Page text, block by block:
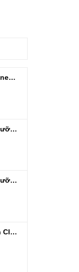
Nước xả Hygiene hương nước hoa hàng chuẩn Thái can 3L3
Nước giặt xả dưỡng vải Clean & Clean Hương Ban Mai 3.2kg
Nước giặt xả dưỡng vải Clean & Clean hương Violet 3.2kg
Nước rửa chén Clean&Clean Hương Chanh Can 5L